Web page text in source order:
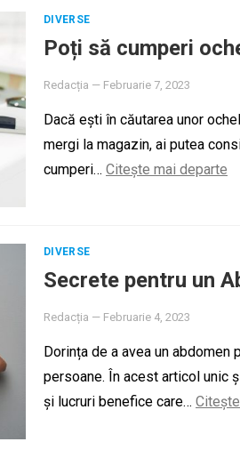
DIVERSE
Poți să cumperi
Redacția — Februarie 7, 2023
Dacă ești în căutarea unor
mergi la magazin, ai putea
cumperi… Citește mai departe
DIVERSE
Secrete pentru un
Redacția — Februarie 4, 2023
Dorința de a avea un
persoane. În acest articol unic
și lucruri benefice care…